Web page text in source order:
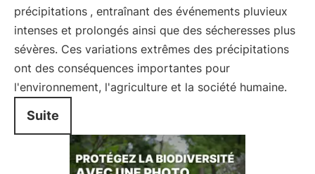
précipitations , entraînant des événements pluvieux
intenses et prolongés ainsi que des sécheresses plus
sévères. Ces variations extrêmes des précipitations
ont des conséquences importantes pour
l'environnement, l'agriculture et la société humaine.
Suite